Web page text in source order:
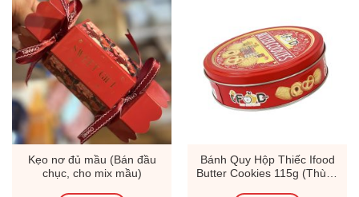
Kẹo nơ đủ mầu (Bán đầu
chục, cho mix mầu)
Bánh Quy Hộp Thiếc Ifood
Butter Cookies 115g (Thùng